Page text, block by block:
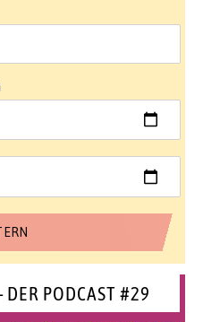
DER PODCAST #29